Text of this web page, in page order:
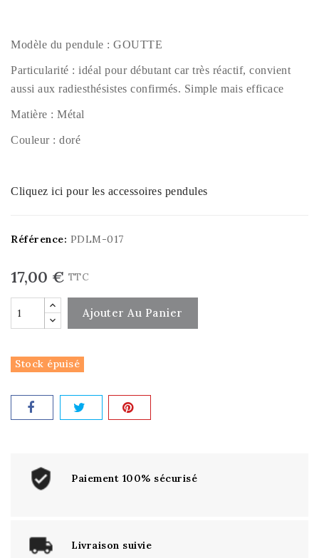
Modèle du pendule : GOUTTE
Particularité : idéal pour débutant car très réactif, convient
aussi aux radiesthésistes confirmés. Simple mais efficace
Matière : Métal
Couleur : doré
Cliquez ici pour les accessoires pendules
Référence: PDLM-017
17,00 € TTC
Ajouter Au Panier
Stock épuisé
Paiement 100% sécurisé
Livraison suivie